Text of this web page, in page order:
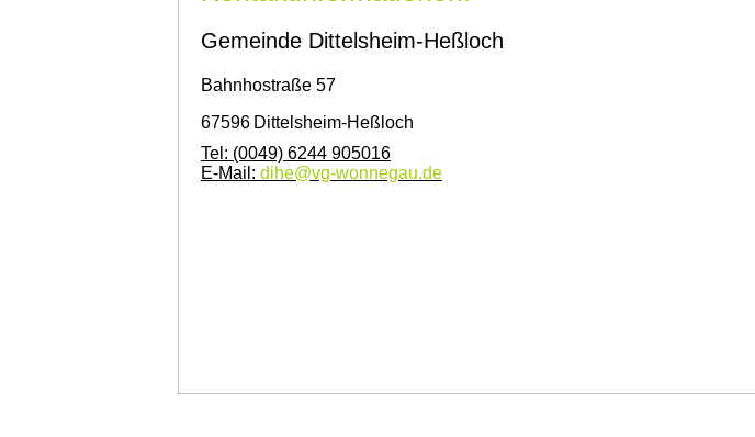
Gemeinde Dittelsheim-Heßloch
Bahnhostraße 57
67596 Dittelsheim-Heßloch
Tel: (0049) 6244 905016
E-Mail: dihe@vg-wonnegau.de